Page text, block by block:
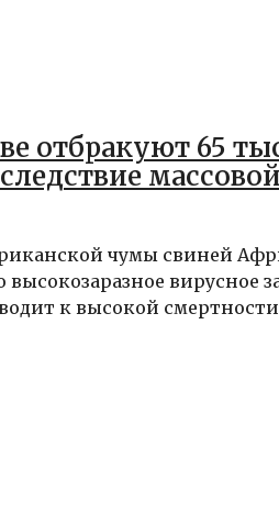
отбракуют 65
чумы свиней
вирусное
к высокой смертности